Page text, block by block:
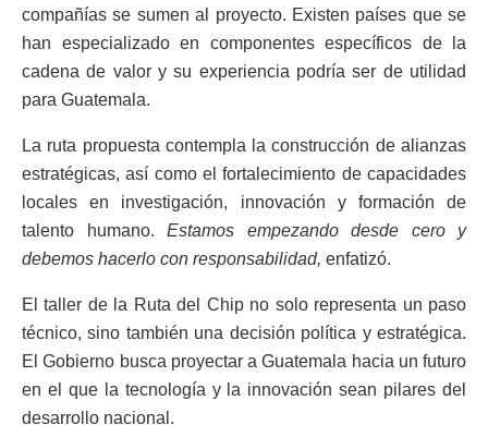
compañías se sumen al proyecto. Existen países que se
han especializado en componentes específicos de la
cadena de valor y su experiencia podría ser de utilidad
para Guatemala.
La ruta propuesta contempla la construcción de alianzas
estratégicas, así como el fortalecimiento de capacidades
locales en investigación, innovación y formación de
talento humano. Estamos empezando desde cero y
debemos hacerlo con responsabilidad, enfatizó.
El taller de la Ruta del Chip no solo representa un paso
técnico, sino también una decisión política y estratégica.
El Gobierno busca proyectar a Guatemala hacia un futuro
en el que la tecnología y la innovación sean pilares del
desarrollo nacional.